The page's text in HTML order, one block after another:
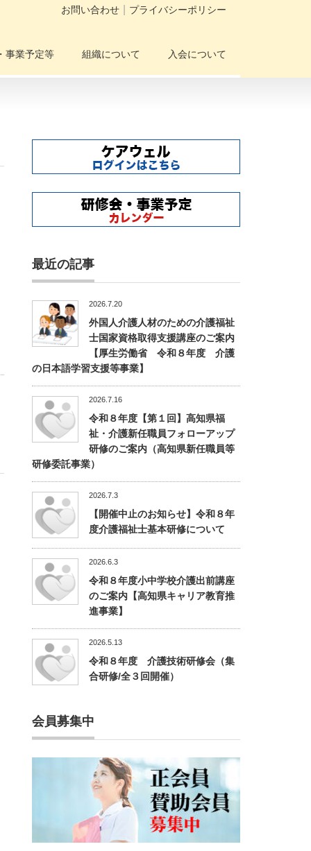
お問い合わせ プライバシーポリシー
事業予定等 組織について 入会について
最近の記事
2026.7.20
外国人介護人材のための介護福祉
士国家資格取得支援講座のご案内
【厚生労働省 令和８年度 介護
の日本語学習支援等事業】
2026.7.16
令和８年度【第１回】高知県福
祉・介護新任職員フォローアップ
研修のご案内（高知県新任職員等
研修委託事業）
2026.7.3
【開催中止のお知らせ】令和８年
度介護福祉士基本研修について
2026.6.3
令和８年度小中学校介護出前講座
のご案内【高知県キャリア教育推
進事業】
2026.5.13
令和８年度 介護技術研修会（集
合研修/全３回開催）
会員募集中